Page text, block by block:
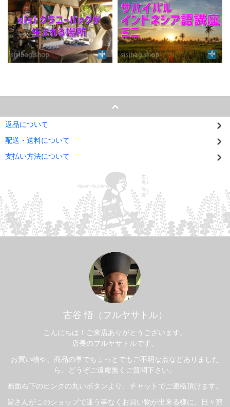
返品について
配送・送料について
支払い方法について
古谷 悟（フルヤサトル）
こんにちは！ご来店ありがとうございます。
店長のフルヤサトルです。
お買い物や、商品の事でちょっとでもご不明な点などありました
ら、どうぞご遠慮無くご質問下さい。
画面右下のピンクの丸いボタンより、チャットでご連絡頂けます。
皆さんがこのショップで迷う事なくお買い物が出来る様に、日々努